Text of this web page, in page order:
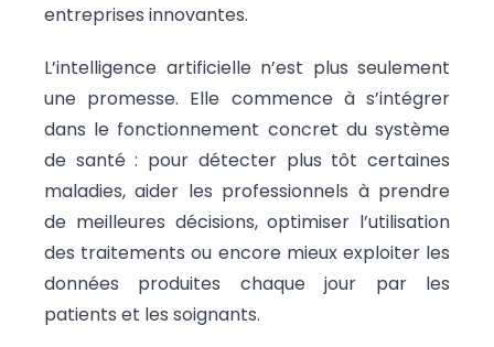
entreprises innovantes.
L’intelligence artificielle n’est plus seulement
une promesse. Elle commence à s’intégrer
dans le fonctionnement concret du système
de santé : pour détecter plus tôt certaines
maladies, aider les professionnels à prendre
de meilleures décisions, optimiser l’utilisation
des traitements ou encore mieux exploiter les
données produites chaque jour par les
patients et les soignants.